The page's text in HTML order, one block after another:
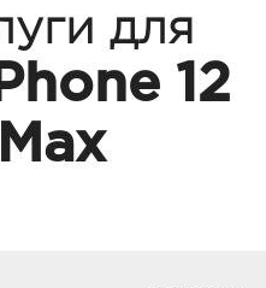
для
12